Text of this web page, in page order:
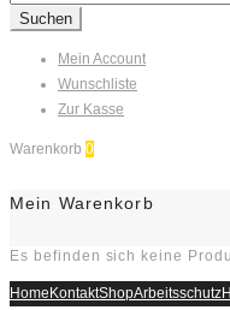
for:
Suchen
Mein Account
Wunschliste
Zur Kasse
Warenkorb 0
Mein Warenkorb
Es befinden sich keine
HomeKontaktShopArbeitsschutz